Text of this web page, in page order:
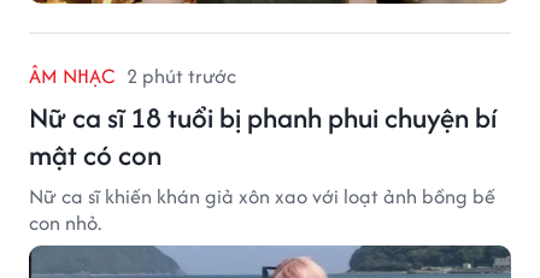
ÂM NHẠC 2 phút trước
Nữ ca sĩ 18 tuổi bị phanh phui chuyện bí
mật có con
Nữ ca sĩ khiến khán giả xôn xao với loạt ảnh bồng bế
con nhỏ.